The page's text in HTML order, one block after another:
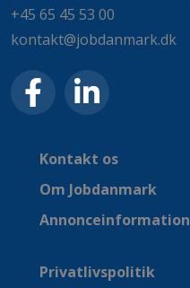
+45 65 45 53 00
kontakt@jobdanmark.dk
Kontakt os
Om Jobdanmark
Annonceinformation
Privatlivspolitik